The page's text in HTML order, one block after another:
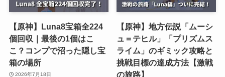
【原神】Luna8宝箱全224
個回収｜最後の1個はこ
こ？コンプで沼った隠し宝
箱の場所
2026年7月18日
【原神】地方伝説「ムーシ
ュ＝テヒル」「プリズムス
ライム」のギミック攻略と
挑戦目標の達成方法【激戦
の旅路】